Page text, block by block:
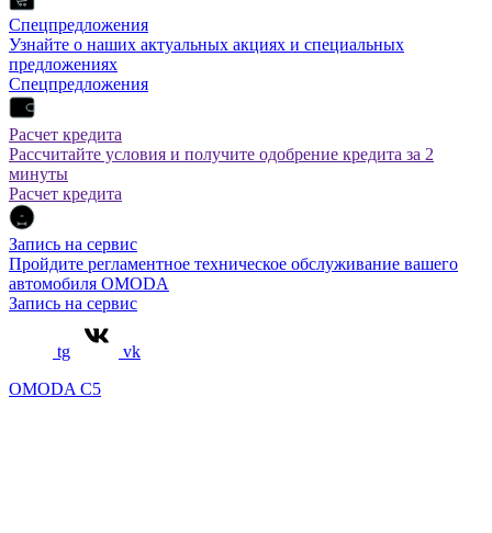
Спецпредложения
Узнайте о наших актуальных акциях и специальных
предложениях
Спецпредложения
Расчет кредита
Рассчитайте условия и получите одобрение кредита за 2
минуты
Расчет кредита
Запись на сервис
Пройдите регламентное техническое обслуживание вашего
автомобиля OMODA
Запись на сервис
tg
vk
OMODA C5